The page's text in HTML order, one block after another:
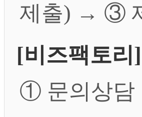
제출) → ③
[비즈팩토리]
① 문의상담